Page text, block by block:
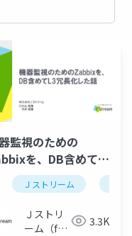
監視のための
を、DB含めて
長化した話-1-
koyama-
Ｊストリーム
Ｊストリ
ーム（for
3.3K